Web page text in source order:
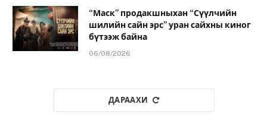
“Маск” продакшныхан “Сүүлчийн
шилийн сайн эрс” уран сайхны киног
бүтээж байна
06/08/2026
ДАРААХИ